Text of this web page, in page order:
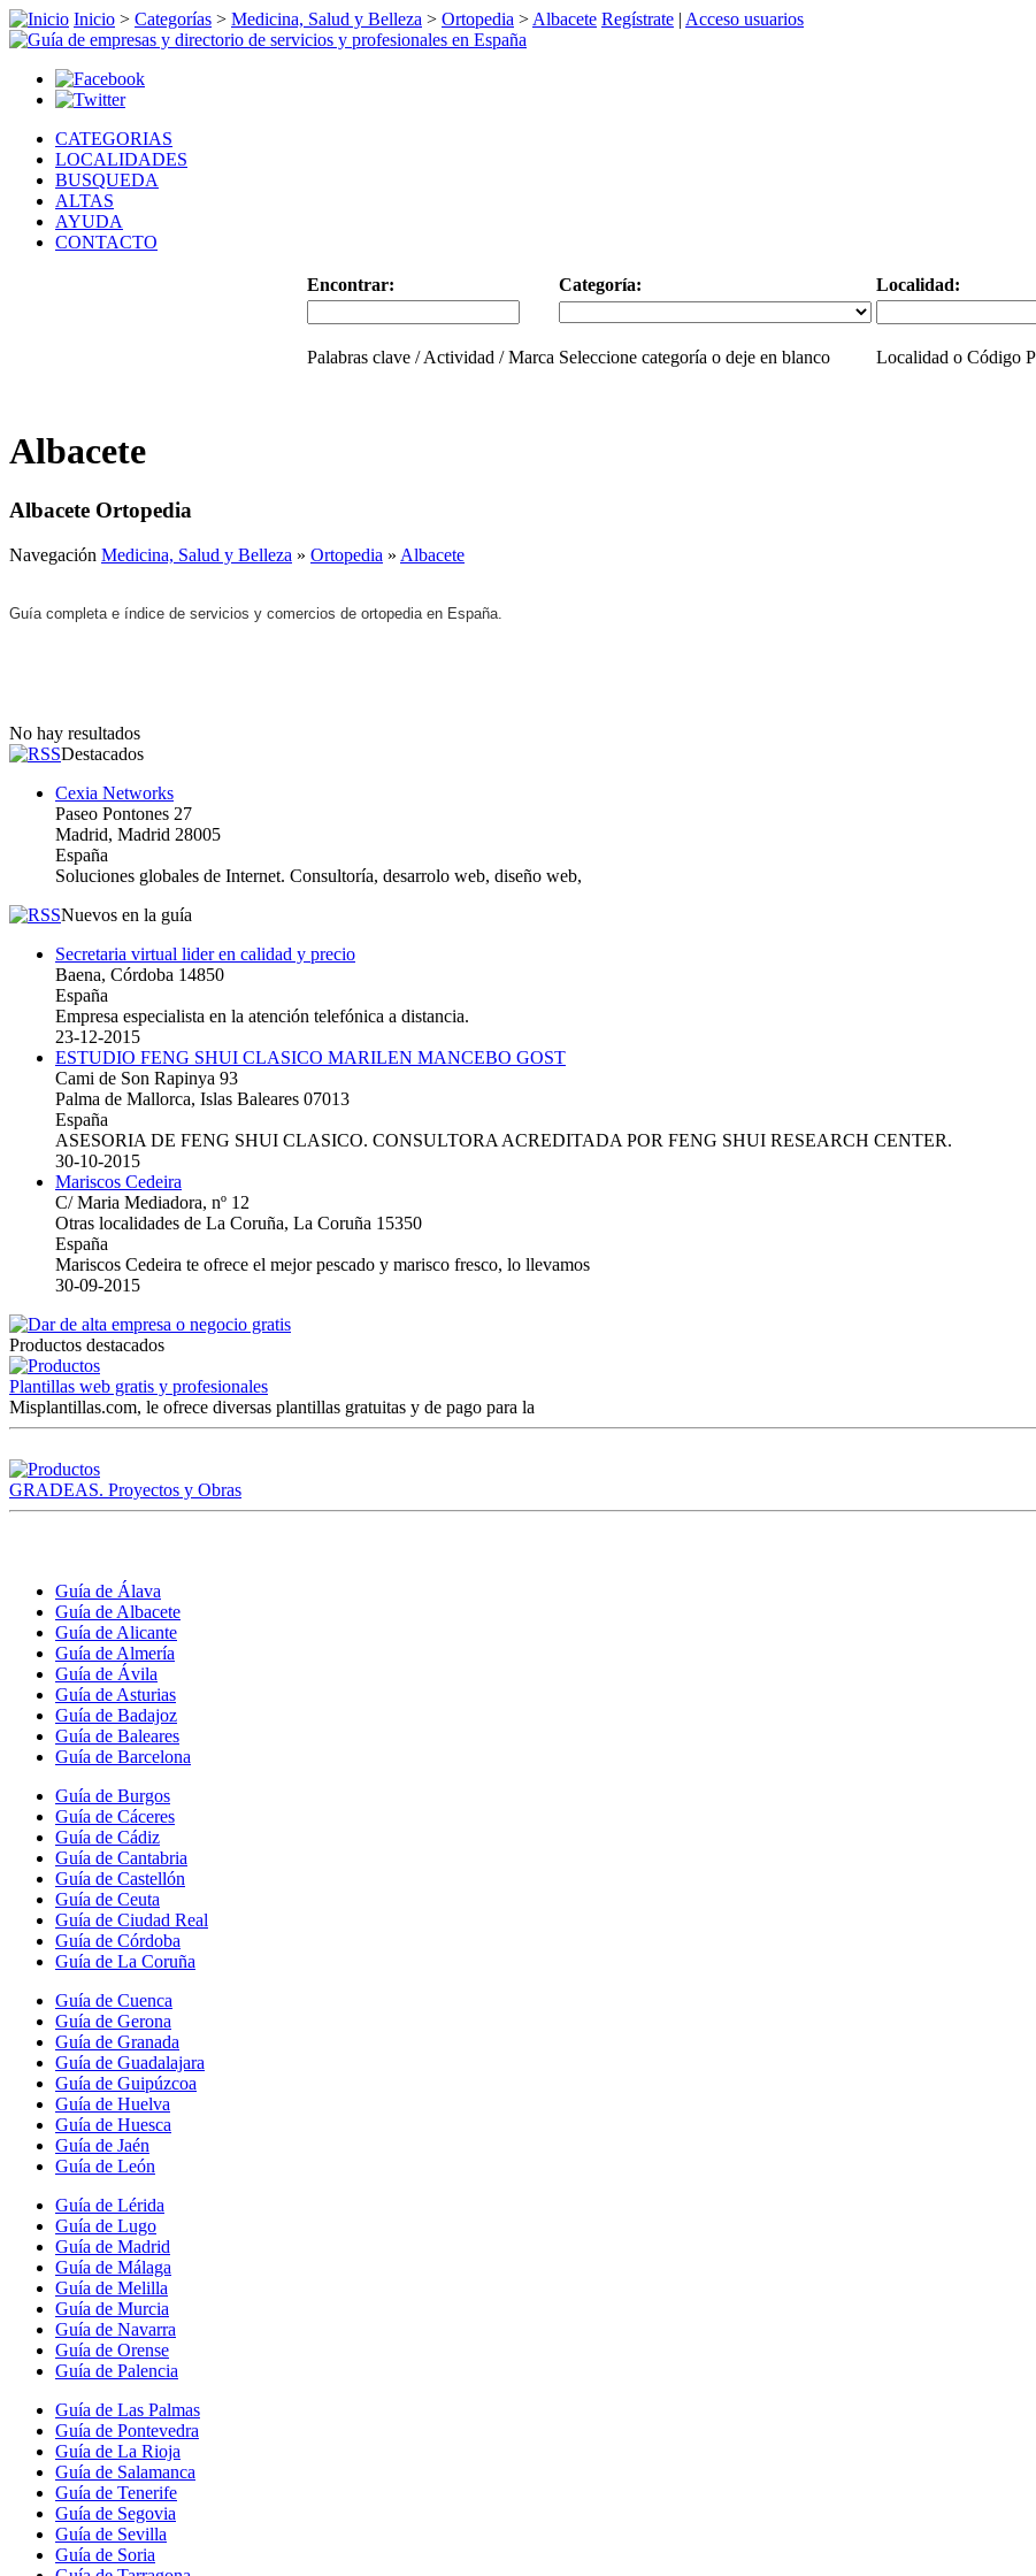
Inicio > Categorías > Medicina, Salud y Belleza > Ortopedia > Albacete Regístrate | Acceso usuarios
CATEGORIAS
LOCALIDADES
BUSQUEDA
ALTAS
AYUDA
CONTACTO
Encontrar: Categoría: Localidad:
Palabras clave / Actividad / Marca Seleccione categoría o deje en blanco Localidad o Código
Albacete
Albacete Ortopedia
Navegación Medicina, Salud y Belleza » Ortopedia » Albacete
Guía completa e índice de servicios y comercios de ortopedia en España.
No hay resultados
Destacados
Cexia Networks
Paseo Pontones 27
Madrid, Madrid 28005
España
Soluciones globales de Internet. Consultoría, desarrolo web, diseño web,
Nuevos en la guía
Secretaria virtual lider en calidad y precio
Baena, Córdoba 14850
España
Empresa especialista en la atención telefónica a distancia.
23-12-2015
ESTUDIO FENG SHUI CLASICO MARILEN MANCEBO GOST
Cami de Son Rapinya 93
Palma de Mallorca, Islas Baleares 07013
España
ASESORIA DE FENG SHUI CLASICO. CONSULTORA ACREDITADA POR FENG SHUI RESEARCH CENTER.
30-10-2015
Mariscos Cedeira
C/ Maria Mediadora, nº 12
Otras localidades de La Coruña, La Coruña 15350
España
Mariscos Cedeira te ofrece el mejor pescado y marisco fresco, lo llevamos
30-09-2015
Productos destacados
Plantillas web gratis y profesionales
Misplantillas.com, le ofrece diversas plantillas gratuitas y de pago para la
GRADEAS. Proyectos y Obras
Guía de Álava
Guía de Albacete
Guía de Alicante
Guía de Almería
Guía de Ávila
Guía de Asturias
Guía de Badajoz
Guía de Baleares
Guía de Barcelona
Guía de Burgos
Guía de Cáceres
Guía de Cádiz
Guía de Cantabria
Guía de Castellón
Guía de Ceuta
Guía de Ciudad Real
Guía de Córdoba
Guía de La Coruña
Guía de Cuenca
Guía de Gerona
Guía de Granada
Guía de Guadalajara
Guía de Guipúzcoa
Guía de Huelva
Guía de Huesca
Guía de Jaén
Guía de León
Guía de Lérida
Guía de Lugo
Guía de Madrid
Guía de Málaga
Guía de Melilla
Guía de Murcia
Guía de Navarra
Guía de Orense
Guía de Palencia
Guía de Las Palmas
Guía de Pontevedra
Guía de La Rioja
Guía de Salamanca
Guía de Tenerife
Guía de Segovia
Guía de Sevilla
Guía de Soria